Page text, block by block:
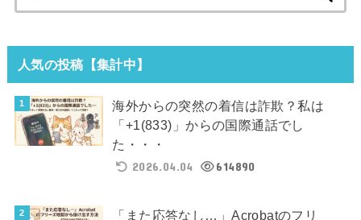
索:
人気の投稿【集計中】
海外からの突然の着信は詐欺？私は
「+1(833)」からの国際通話でし
た・・・
2026.04.04
614890
「また応答なし…」Acrobatのフリ